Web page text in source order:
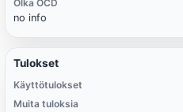
Olka OCD
no info
Tulokset
Käyttötulokset
Muita tuloksia